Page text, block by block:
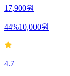
17,900원
44%10,000원
4.7